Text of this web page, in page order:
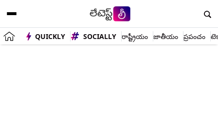
QUICKLY SOCIALLY రాష్ట్రీయం జాతీయం ప్రపంచం